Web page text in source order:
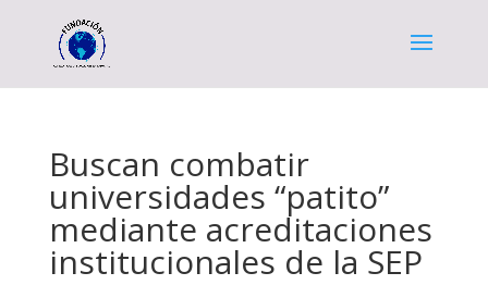
Buscan combatir
universidades “patito”
mediante acreditaciones
institucionales de la SEP